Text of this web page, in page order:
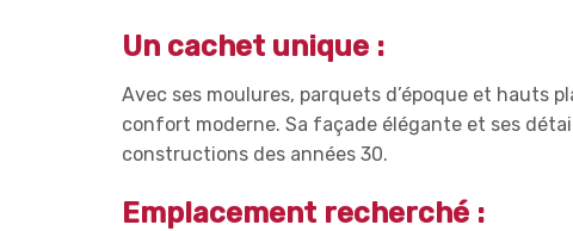
Un cachet unique :
Avec ses moulures, parquets d’époque et hauts
confort moderne. Sa façade élégante et ses
constructions des années 30.
Emplacement recherché :